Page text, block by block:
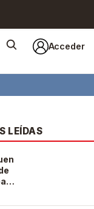
Acceder
LEÍDAS